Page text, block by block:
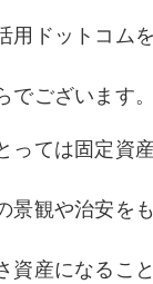
ドットコム
ございます。
ては固定資
観や治安を
産になること